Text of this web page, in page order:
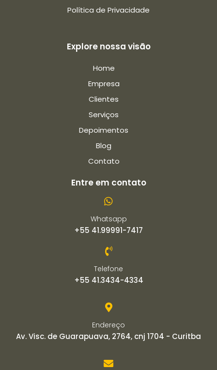
Política de Privacidade
Explore nossa visão
Home
Empresa
Clientes
Serviços
Depoimentos
Blog
Contato
Entre em contato
Whatsapp
+55 41.99991-7417
Telefone
+55 41.3434-4334
Endereço
Av. Visc. de Guarapuava, 2764, cnj 1704 - Curitba